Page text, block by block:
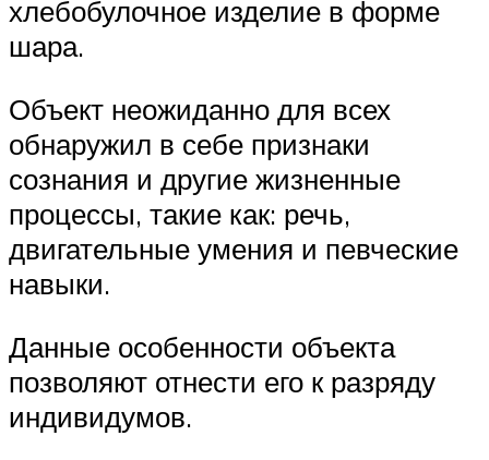
хлебобулочное изделие в форме
шара.
Объект неожиданно для всех
обнаружил в себе признаки
сознания и другие жизненные
процессы, такие как: речь,
двигательные умения и певческие
навыки.
Данные особенности объекта
позволяют отнести его к разряду
индивидумов.